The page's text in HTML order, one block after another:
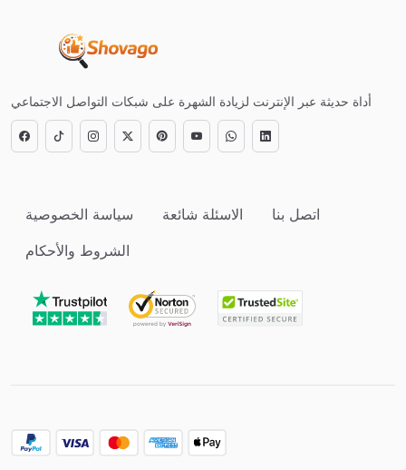
أداة حديثة عبر الإنترنت لزيادة الشهرة على شبكات التواصل الاجتماعي
سياسة الخصوصية الاسئلة شائعة
اتصل بنا
الشروط والأحكام